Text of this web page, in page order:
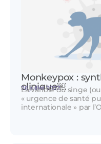
Monkeypox :
clinique￼
26 juillet 2022
La variole du singe
« urgence de santé
internationale » par